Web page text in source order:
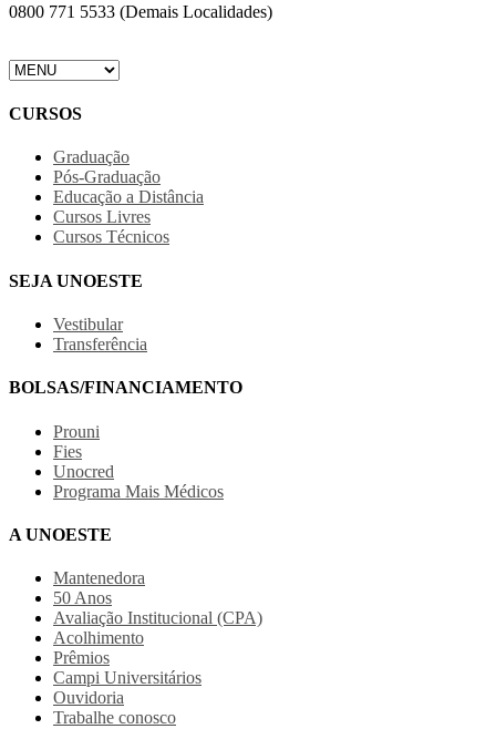
0800 771 5533 (Demais Localidades)
CURSOS
Graduação
Pós-Graduação
Educação a Distância
Cursos Livres
Cursos Técnicos
SEJA UNOESTE
Vestibular
Transferência
BOLSAS/FINANCIAMENTO
Prouni
Fies
Unocred
Programa Mais Médicos
A UNOESTE
Mantenedora
50 Anos
Avaliação Institucional (CPA)
Acolhimento
Prêmios
Campi Universitários
Ouvidoria
Trabalhe conosco